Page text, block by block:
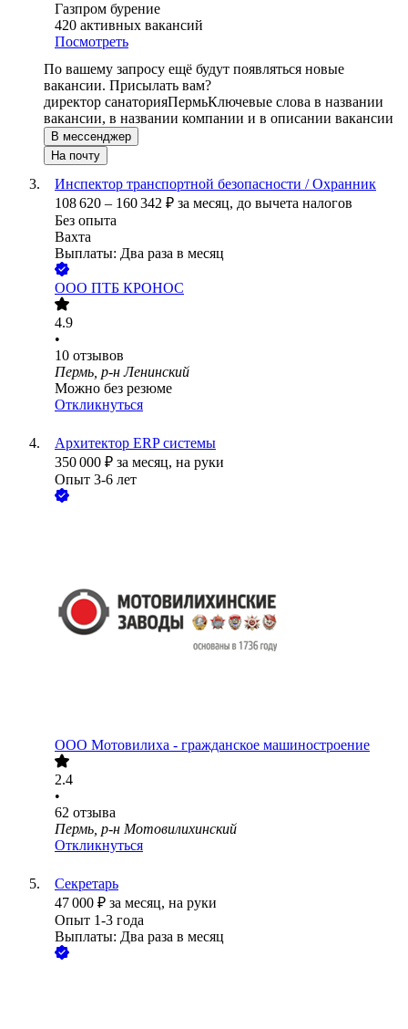
Газпром бурение
420 активных вакансий
Посмотреть
По вашему запросу ещё будут появляться новые
вакансии. Присылать вам?
директор санаторияПермьКлючевые слова в названии
вакансии, в названии компании и в описании вакансии
В мессенджер
На почту
Инспектор транспортной безопасности / Охранник
108 620 – 160 342 ₽ за месяц, до вычета налогов
Без опыта
Вахта
Выплаты: Два раза в месяц
ООО ПТБ КРОНОС
4.9
•
10 отзывов
Пермь, р-н Ленинский
Можно без резюме
Откликнуться
Архитектор ERP системы
350 000 ₽ за месяц, на руки
Опыт 3-6 лет
ООО Мотовилиха - гражданское машиностроение
2.4
•
62 отзыва
Пермь, р-н Мотовилихинский
Откликнуться
Секретарь
47 000 ₽ за месяц, на руки
Опыт 1-3 года
Выплаты: Два раза в месяц